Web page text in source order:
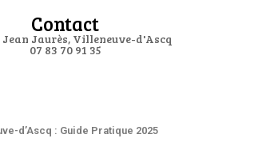
Contact
Jean Jaurès, Villeneuve-d'Ascq
07 83 70 91 35
d’Ascq : Guide Pratique 2025